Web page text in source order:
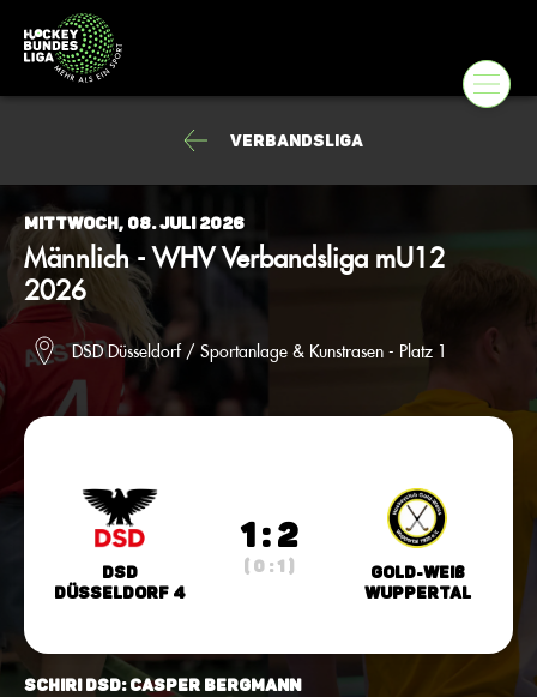
Verbandsliga
Mittwoch, 08. Juli 2026
Männlich - WHV Verbandsliga mU12
2026
DSD Düsseldorf / Sportanlage & Kunstrasen - Platz 1
DSD
Düsseldorf 4
1 : 2
( 0 : 1 )
Gold-Weiß
Wuppertal
Schiri DSD: Casper Bergmann